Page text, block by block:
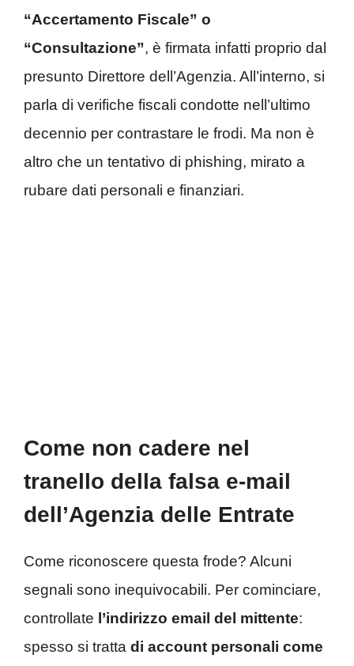
“Accertamento Fiscale” o
“Consultazione”, è firmata infatti proprio dal
presunto Direttore dell’Agenzia. All’interno, si
parla di verifiche fiscali condotte nell’ultimo
decennio per contrastare le frodi. Ma non è
altro che un tentativo di phishing, mirato a
rubare dati personali e finanziari.
Come non cadere nel
tranello della falsa e-mail
dell’Agenzia delle Entrate
Come riconoscere questa frode? Alcuni
segnali sono inequivocabili. Per cominciare,
controllate l’indirizzo email del mittente:
spesso si tratta di account personali come